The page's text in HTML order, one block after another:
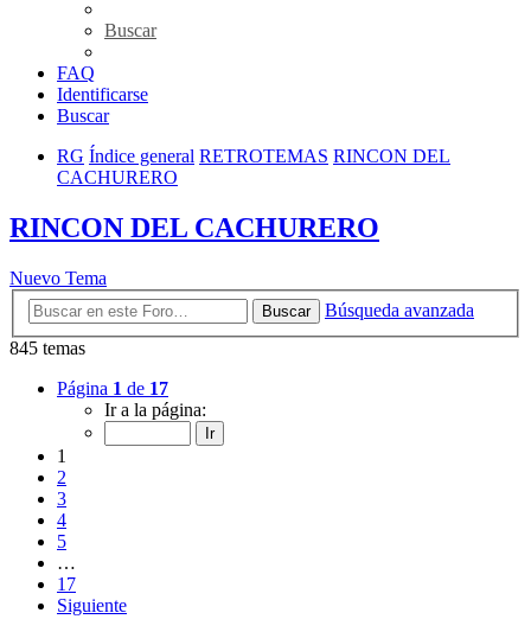
Buscar
FAQ
Identificarse
Buscar
RG Índice general RETROTEMAS RINCON DEL
CACHURERO
RINCON DEL CACHURERO
Nuevo Tema
Buscar
Búsqueda avanzada
845 temas
Página 1 de 17
Ir a la página:
1
2
3
4
5
…
17
Siguiente